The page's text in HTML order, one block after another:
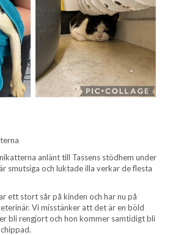
anlänt till Tassens stödhem under
smutsiga och luktade illa verkar de flesta
ett stort sår på kinden och har nu på
Vi misstänker att det är en böld
bli rengjort och hon kommer samtidigt bli